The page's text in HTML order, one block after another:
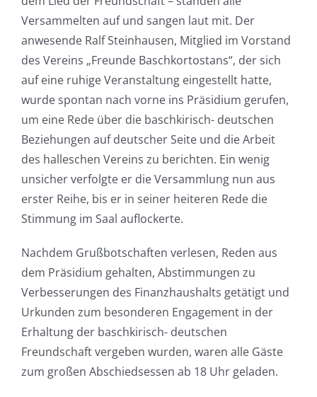
Versammelten auf und sangen laut mit. Der
anwesende Ralf Steinhausen, Mitglied im Vorstand
des Vereins „Freunde Baschkortostans“, der sich
auf eine ruhige Veranstaltung eingestellt hatte,
wurde spontan nach vorne ins Präsidium gerufen,
um eine Rede über die baschkirisch- deutschen
Beziehungen auf deutscher Seite und die Arbeit
des halleschen Vereins zu berichten. Ein wenig
unsicher verfolgte er die Versammlung nun aus
erster Reihe, bis er in seiner heiteren Rede die
Stimmung im Saal auflockerte.
Nachdem Grußbotschaften verlesen, Reden aus
dem Präsidium gehalten, Abstimmungen zu
Verbesserungen des Finanzhaushalts getätigt und
Urkunden zum besonderen Engagement in der
Erhaltung der baschkirisch- deutschen
Freundschaft vergeben wurden, waren alle Gäste
zum großen Abschiedsessen ab 18 Uhr geladen.